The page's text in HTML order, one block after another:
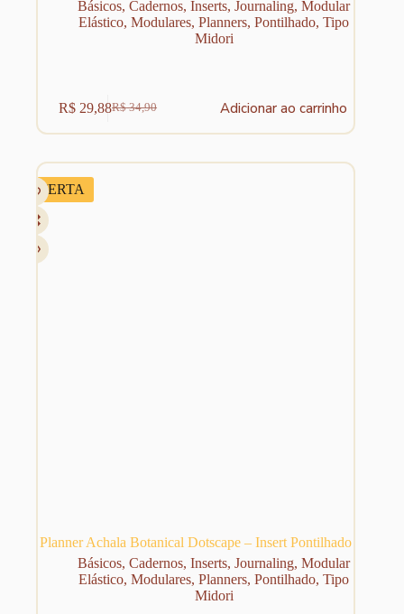
Básicos,Cadernos,Inserts,Journaling,Modular
Elástico,Modulares,Planners,Pontilhado,Tipo
Midori
R$34,90
O
preço
era:
R$ 29,88O
preço
é:
Adicionar ao carrinho
OFERTA
Planner Achala Botanical Dotscape – Insert Pontilhado
Básicos,Cadernos,Inserts,Journaling,Modular
Elástico,Modulares,Planners,Pontilhado,Tipo
Midori